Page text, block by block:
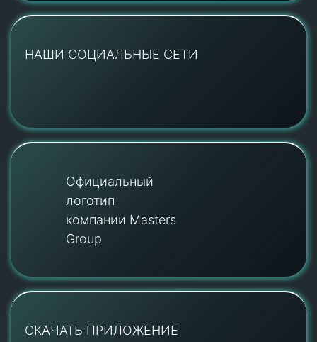
НАШИ СОЦИАЛЬНЫЕ СЕТИ
Официальный
логотип
компании Masters
Group
СКАЧАТЬ ПРИЛОЖЕНИЕ